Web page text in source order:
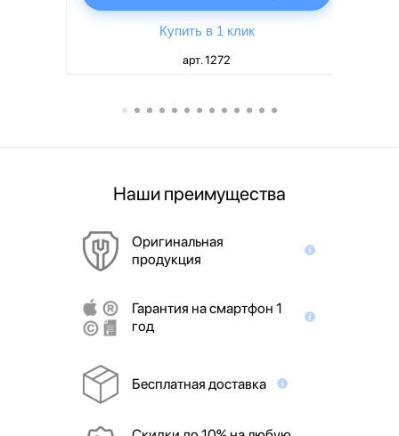
Купить в 1 клик
арт. 1272
Наши преимущества
Оригинальная
продукция
Гарантия на смартфон 1
год
Бесплатная доставка